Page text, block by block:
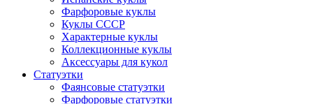
Фарфоровые куклы
Куклы СССР
Характерные куклы
Коллекционные куклы
Аксессуары для кукол
Статуэтки
Фаянсовые статуэтки
Фарфоровые статуэтки